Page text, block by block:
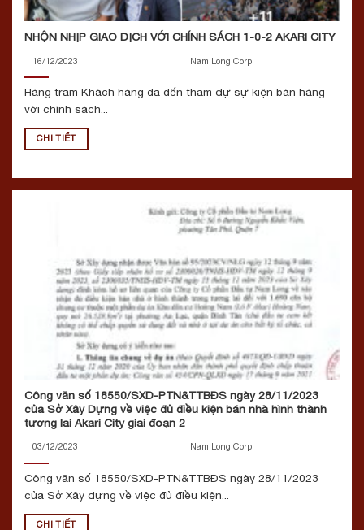
NHỘN NHỊP GIAO DỊCH VỚI CHÍNH SÁCH 1-0-2 AKARI CITY
16/12/2023 Nam Long Corp
Hàng trăm Khách hàng đã đến tham dự sự kiện bán hàng
với chính sách...
CHI TIẾT
Công văn số 18550/SXD-PTN&TTBĐS ngày 28/11/2023
của Sở Xây Dựng về việc đủ điều kiện bán nhà hình thành
tương lai Akari City giai đoạn 2
03/12/2023 Nam Long Corp
Công văn số 18550/SXD-PTN&TTBĐS ngày 28/11/2023
của Sở Xây dựng về việc đủ điều kiện...
CHI TIẾT